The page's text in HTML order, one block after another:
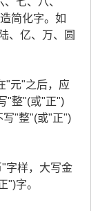
简化字。如
、亿、万、圆
"元"之后，应
"整"(或"正")
写"整"(或"正")
字样，大写金
")字。